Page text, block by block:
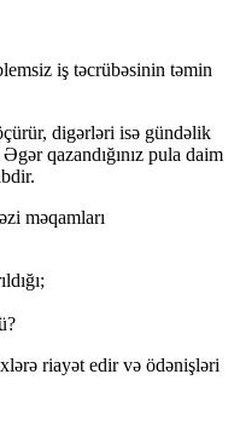
iş təcrübəsinin təmin
digərləri isə gündəlik
qazandığınız pula daim
məqamları
riayət edir və ödənişləri